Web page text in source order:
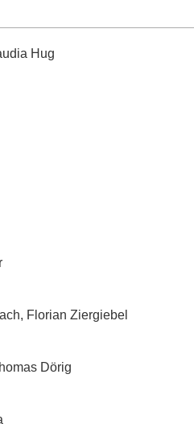
Hug
Florian Ziergiebel
Dörig